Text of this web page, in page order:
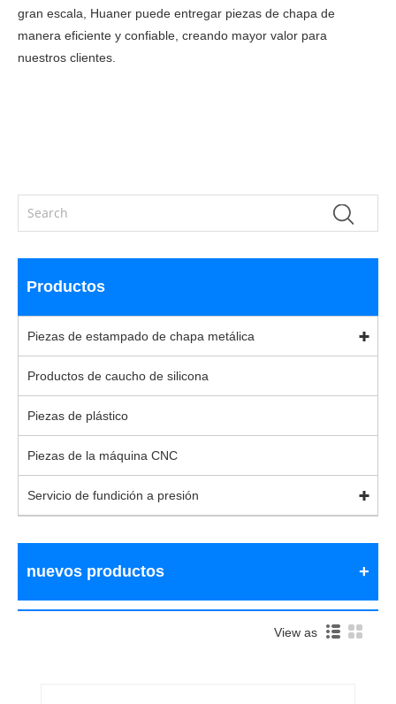
gran escala, Huaner puede entregar piezas de chapa de
manera eficiente y confiable, creando mayor valor para
nuestros clientes.
Productos
Piezas de estampado de chapa metálica
Productos de caucho de silicona
Piezas de plástico
Piezas de la máquina CNC
Servicio de fundición a presión
nuevos productos
View as